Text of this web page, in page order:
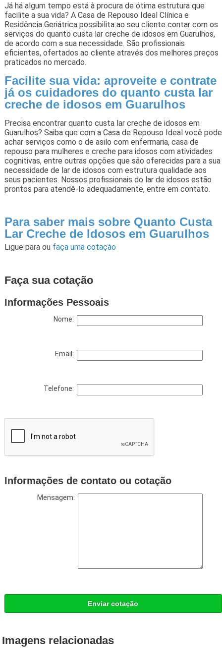
Já há algum tempo está à procura de ótima estrutura que
facilite a sua vida? A Casa de Repouso Ideal Clínica e
Residência Geriátrica possibilita ao seu cliente contar com os
serviços do quanto custa lar creche de idosos em Guarulhos,
de acordo com a sua necessidade. São profissionais
eficientes, ofertados ao cliente através dos melhores preços
praticados no mercado.
Facilite sua vida: aproveite e contrate
já os cuidadores do quanto custa lar
creche de idosos em Guarulhos
Precisa encontrar quanto custa lar creche de idosos em
Guarulhos? Saiba que com a Casa de Repouso Ideal você pode
achar serviços como o de asilo com enfermaria, casa de
repouso para mulheres e creche para idosos com atividades
cognitivas, entre outras opções que são oferecidas para a sua
necessidade de lar de idosos com estrutura qualidade aos
seus pacientes. Nossos profissionais do lar de idosos estão
prontos para atendê-lo adequadamente, entre em contato.
Para saber mais sobre Quanto Custa
Lar Creche de Idosos em Guarulhos
Ligue para ou faça uma cotação
Faça sua cotação
Informações Pessoais
Nome:
Email:
Telefone:
Informações de contato ou cotação
Mensagem:
Enviar cotação
Imagens relacionadas